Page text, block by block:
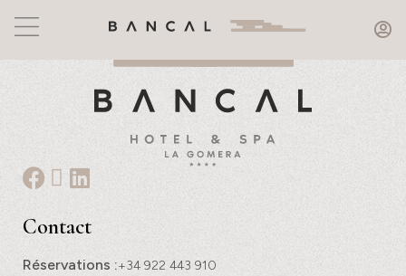
Contact
Réservations :+34 922 443 910